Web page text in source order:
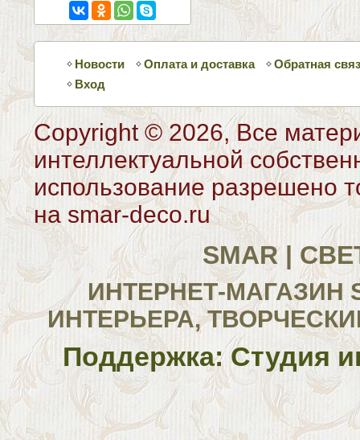
Новости Оплата и доставка
Обратная
Вход
Copyright © 2026, Все
интеллектуальной
использование разрешено
на smar-deco.ru
SMAR |
ИНТЕРНЕТ-МАГАЗИН
ИНТЕРЬЕРА,
Поддержка: Студия